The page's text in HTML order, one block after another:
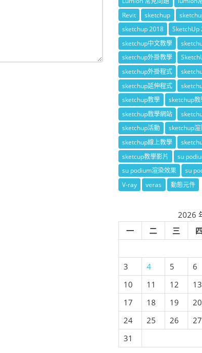
Revit
sketchup
sketchup 2018
SketchUp
sketchup中文教學
sketchup外掛教學
sketchup外掛程式
sketchup延伸程式
sketchup教學
sketchup教
sketchup教學網站
sketchup活動
sketchup渲
sketchup線上教學
sketcup教學影片
su
su podium渲染效果
su
V-ray
veras 動態元件
2026
一
二 三
3
4 5 6
10
11 12 13
17
18 19 20
24
25 26 27
31